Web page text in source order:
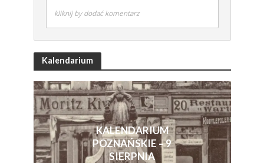
kliknij by dodać komentarz
Kalendarium
KALENDARIUM
POZNAŃSKIE – 9
SIERPNIA